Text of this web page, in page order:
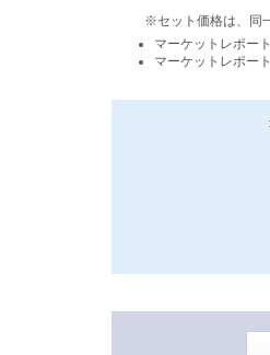
※セット価格は、同
マーケットレポー
マーケットレポー